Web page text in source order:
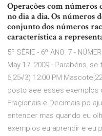
Operações com números
no dia a dia. Os números
conjunto dos números
característica a
5º SÉRIE - 6º ANO: 7 -
May 17, 2009 · Parabéns,
6,25√3) 12:00 PM
posto aee esses exemplos
Fraçionais e Decimais po
entender mas quando eu
exemplos eu aprendir e eu